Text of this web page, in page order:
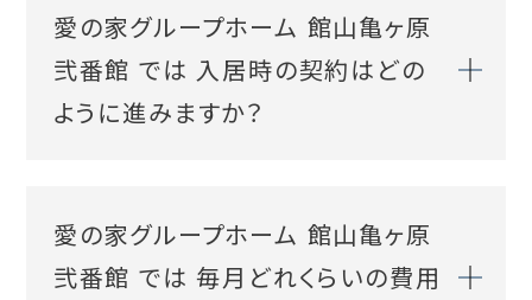
愛の家グループホーム 館山亀ヶ原
弐番館 では 入居時の契約はどの
ように進みますか？
愛の家グループホーム 館山亀ヶ原
弐番館 では 毎月どれくらいの費用